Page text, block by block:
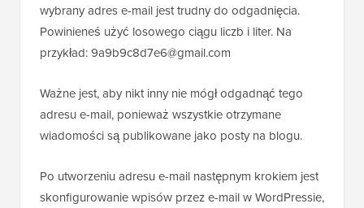
wybrany adres e-mail jest trudny do odgadnięcia.
Powinieneś użyć losowego ciągu liczb i liter. Na
przykład: 9a9b9c8d7e6@gmail.com
Ważne jest, aby nikt inny nie mógł odgadnąć tego
adresu e-mail, ponieważ wszystkie otrzymane
wiadomości są publikowane jako posty na blogu.
Po utworzeniu adresu e-mail następnym krokiem jest
skonfigurowanie wpisów przez e-mail w WordPressie,